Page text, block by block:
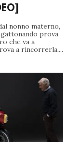
nonno materno,
prova
che va a
a rincorrerla....